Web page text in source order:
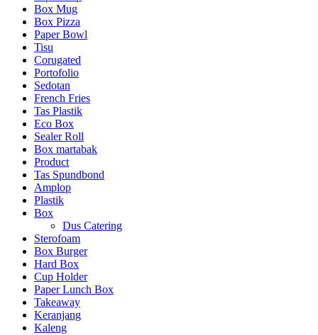
Box Mug
Box Pizza
Paper Bowl
Tisu
Corugated
Portofolio
Sedotan
French Fries
Tas Plastik
Eco Box
Sealer Roll
Box martabak
Product
Tas Spundbond
Amplop
Plastik
Box
Dus Catering
Sterofoam
Box Burger
Hard Box
Cup Holder
Paper Lunch Box
Takeaway
Keranjang
Kaleng